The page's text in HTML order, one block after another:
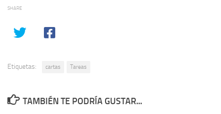
SHARE
Etiquetas: cartas Tareas
TAMBIÉN TE PODRÍA GUSTAR...